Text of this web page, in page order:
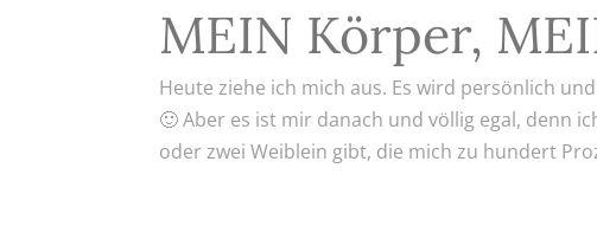
MEIN Körper,
Heute ziehe ich mich aus. Es wird persönlich
🙂 Aber es ist mir danach und völlig egal, denn
oder zwei Weiblein gibt, die mich zu hundert